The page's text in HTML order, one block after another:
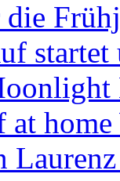
home